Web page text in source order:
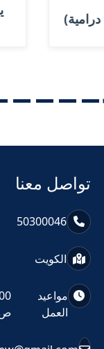
تواصل معنا
50300046
الكويت
مواعيد
العمل